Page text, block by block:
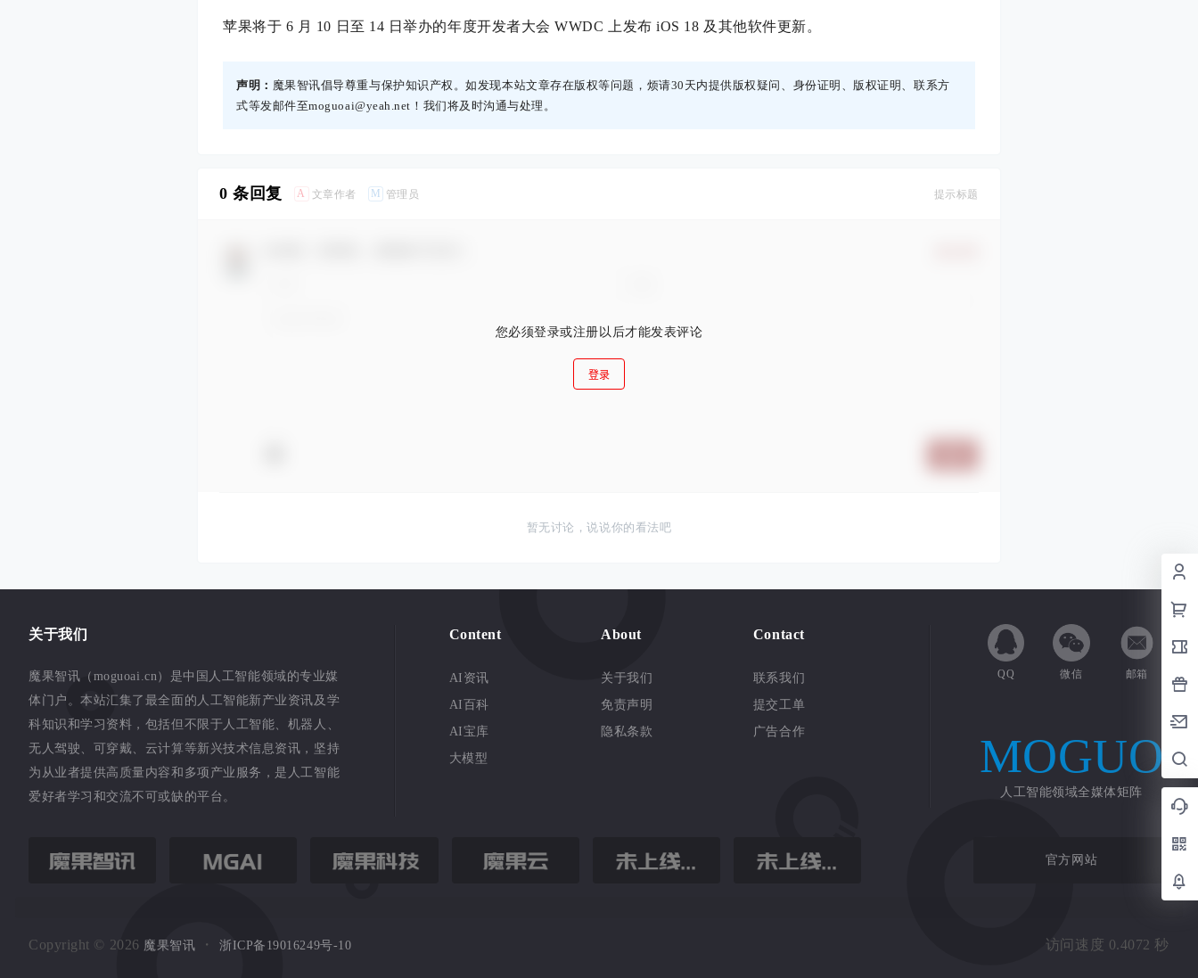
苹果将于 6 月 10 日至 14 日举办的年度开发者大会 WWDC 上发布 iOS 18 及其他软件更新。
声明： 魔果智讯倡导尊重与保护知识产权。如发现本站文章存在版权等问题，烦请30天内提供版权疑问、身份证明、版权证明、联系方
式等发邮件至moguoai@yeah.net！我们将及时沟通与处理。
0 条回复 A 文章作者 M 管理员 提示标题
您必须登录或注册以后才能发表评论
登录
暂无讨论，说说你的看法吧
关于我们
魔果智讯（moguoai.cn）是中国人工智能领域的专业媒
体门户。本站汇集了最全面的人工智能新产业资讯及学
科知识和学习资料，包括但不限于人工智能、机器人、
无人驾驶、可穿戴、云计算等新兴技术信息资讯，坚持
为从业者提供高质量内容和多项产业服务，是人工智能
爱好者学习和交流不可或缺的平台。
Content
AI资讯
AI百科
AI宝库
大模型
About
关于我们
免责声明
隐私条款
Contact
联系我们
提交工单
广告合作
QQ 微信 邮箱
MOGUO
人工智能领域全媒体矩阵
官方网站
Copyright © 2026 魔果智讯 ・ 浙ICP备19016249号-10 访问速度 0.4072 秒